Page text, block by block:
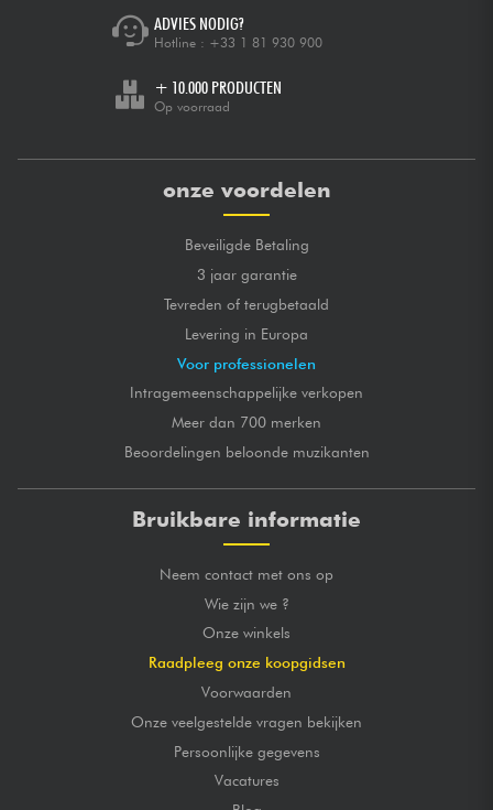
ADVIES NODIG?
Hotline : +33 1 81 930 900
+ 10.000 PRODUCTEN
Op voorraad
onze voordelen
Beveiligde Betaling
3 jaar garantie
Tevreden of terugbetaald
Levering in Europa
Voor professionelen
Intragemeenschappelijke verkopen
Meer dan 700 merken
Beoordelingen beloonde muzikanten
Bruikbare informatie
Neem contact met ons op
Wie zijn we ?
Onze winkels
Raadpleeg onze koopgidsen
Voorwaarden
Onze veelgestelde vragen bekijken
Persoonlijke gegevens
Vacatures